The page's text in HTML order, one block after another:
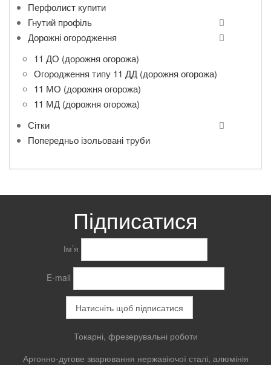
Перфолист купити
Гнутий профіль
Дорожні огородження
11 ДО (дорожня огорожа)
Огородження типу 11 ДД (дорожня огорожа)
11 МО (дорожня огорожа)
11 МД (дорожня огорожа)
Сітки
Попередньо ізольовані труби
Підписатися
Ім’я
E-mail
Токарні, фрезерувальні роботи
Аргонно-дугове зварювання нержавіючої сталі, алюмінія